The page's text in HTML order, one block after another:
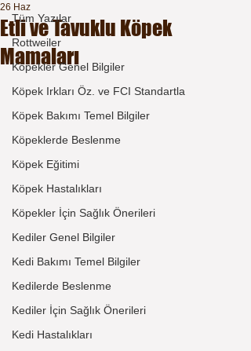
Tüm Yazılar
Rottweiler
Köpekler Genel Bilgiler
Köpek Irkları Öz. ve FCI Standartla
Köpek Bakımı Temel Bilgiler
Köpeklerde Beslenme
Köpek Eğitimi
Köpek Hastalıkları
Köpekler İçin Sağlık Önerileri
Kediler Genel Bilgiler
Kedi Bakımı Temel Bilgiler
Kedilerde Beslenme
Kediler İçin Sağlık Önerileri
Kedi Hastalıkları
Etli ve Tavuklu Köpek
Mamaları
26 Haz